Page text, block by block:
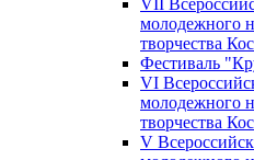
VII
молодежного
творчества
Фестиваль
VI
молодежного
творчества
V